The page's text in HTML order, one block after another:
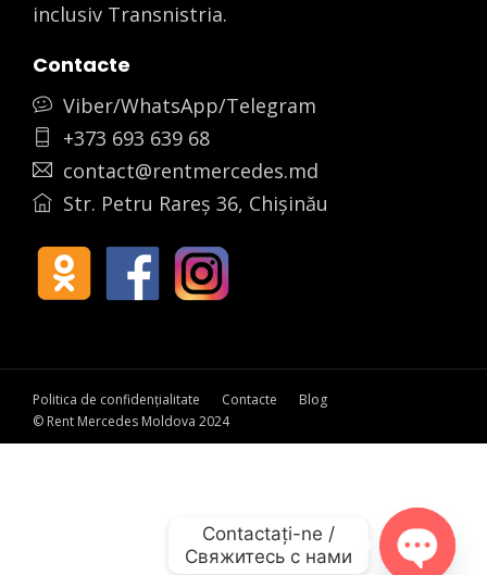
inclusiv Transnistria.
Contacte
Viber/WhatsApp/Telegram
+373 693 639 68
contact@rentmercedes.md
Str. Petru Rareș 36, Chișinău
Politica de confidențialitate Contacte
Blog
© Rent Mercedes Moldova 2024
Contactați-ne /
Свяжитесь с нами